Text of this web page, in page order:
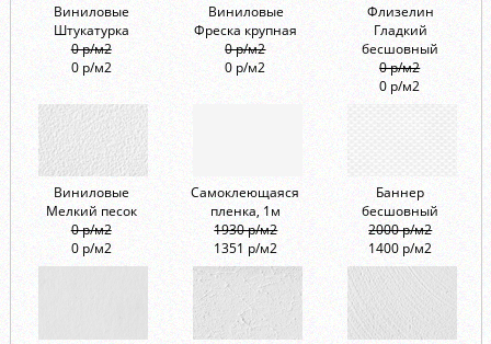
Виниловые
Штукатурка
0 р/м2
0 р/м2
Виниловые
Фреска крупная
0 р/м2
0 р/м2
Флизелин
Гладкий
бесшовный
0 р/м2
0 р/м2
Виниловые
Мелкий песок
0 р/м2
0 р/м2
Самоклеющаяся
пленка, 1м
1930 р/м2
1351 р/м2
Баннер
бесшовный
2000 р/м2
1400 р/м2